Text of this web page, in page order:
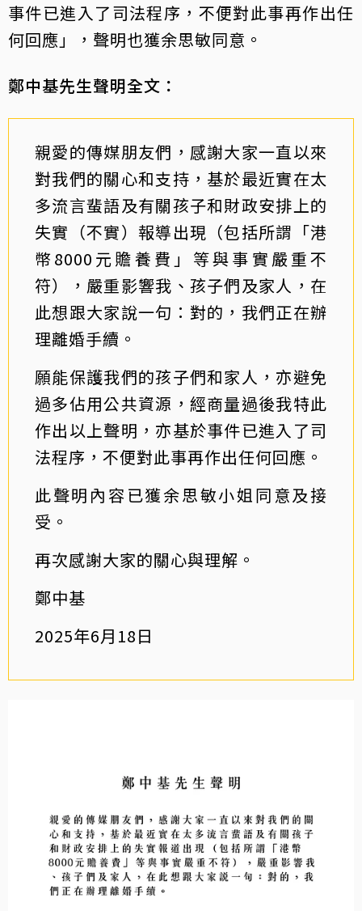
事件已進入了司法程序，不便對此事再作出任
何回應」，聲明也獲余思敏同意。
鄭中基先生聲明全文：
親愛的傳媒朋友們，感謝大家一直以來
對我們的關心和支持，基於最近實在太
多流言蜚語及有關孩子和財政安排上的
失實（不實）報導出現（包括所謂「港
幣8000元贍養費」等與事實嚴重不
符），嚴重影響我、孩子們及家人，在
此想跟大家說一句：對的，我們正在辦
理離婚手續。
願能保護我們的孩子們和家人，亦避免
過多佔用公共資源，經商量過後我特此
作出以上聲明，亦基於事件已進入了司
法程序，不便對此事再作出任何回應。
此聲明內容已獲余思敏小姐同意及接
受。
再次感謝大家的關心與理解。
鄭中基
2025年6月18日